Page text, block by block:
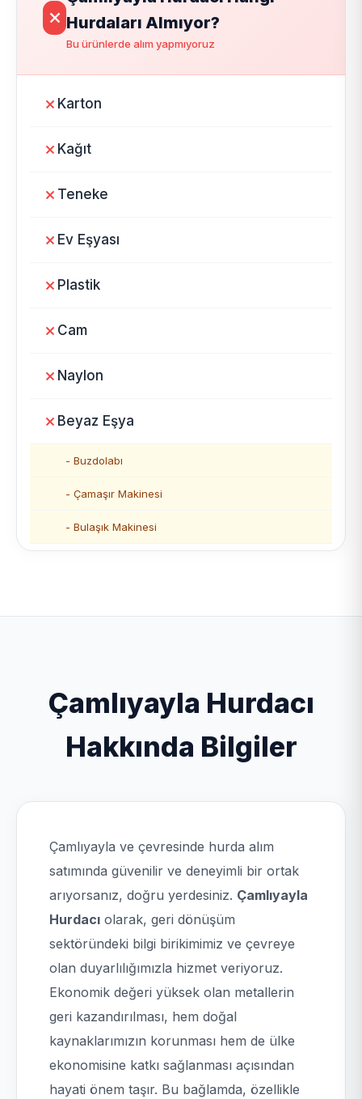
Hurdaları Almıyor?
Bu ürünlerde alım yapmıyoruz
Karton
Kağıt
Teneke
Ev Eşyası
Plastik
Cam
Naylon
Beyaz Eşya
- Buzdolabı
- Çamaşır Makinesi
- Bulaşık Makinesi
Çamlıyayla Hurdacı
Hakkında Bilgiler
Çamlıyayla ve çevresinde hurda alım
satımında güvenilir ve deneyimli bir ortak
arıyorsanız, doğru yerdesiniz. Çamlıyayla
Hurdacı olarak, geri dönüşüm
sektöründeki bilgi birikimimiz ve çevreye
olan duyarlılığımızla hizmet veriyoruz.
Ekonomik değeri yüksek olan metallerin
geri kazandırılması, hem doğal
kaynaklarımızın korunması hem de ülke
ekonomisine katkı sağlanması açısından
hayati önem taşır. Bu bağlamda, özellikle